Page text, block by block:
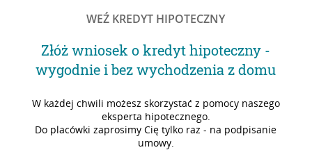
WEŹ KREDYT HIPOTECZNY
Złóż wniosek o kredyt hipoteczny -
wygodnie i bez wychodzenia z domu
W każdej chwili możesz skorzystać z pomocy naszego
eksperta hipotecznego.
Do placówki zaprosimy Cię tylko raz - na podpisanie
umowy.